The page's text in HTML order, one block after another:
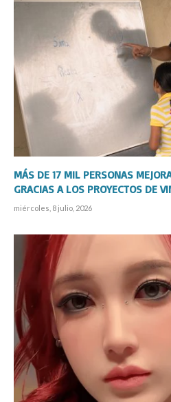
MÁS DE 17 MIL PERSONAS
GRACIAS A LOS PROYECTOS DE
miércoles, 8 julio, 2026